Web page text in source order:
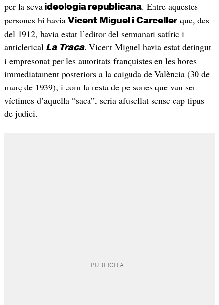
per la sevaideologia republicana. Entre aquestes
persones hi havia Vicent Miguel i Carcellerque, des
del 1912, havia estat l’editor del setmanari satíric i
anticlerical La Traca. Vicent Miguel havia estat detingut
i empresonat per les autoritats franquistes en les hores
immediatament posteriors a la caiguda de València (30 de
març de 1939); i com la resta de persones que van ser
víctimes d’aquella “saca”, seria afusellat sense cap tipus
de judici.